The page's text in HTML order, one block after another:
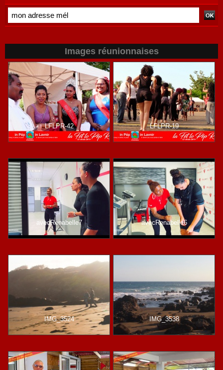
Images réunionnaises
LFLPR-42 LFLPR-19
avecRenabelle7 avecRenabelle6
IMG_3524 IMG_3538